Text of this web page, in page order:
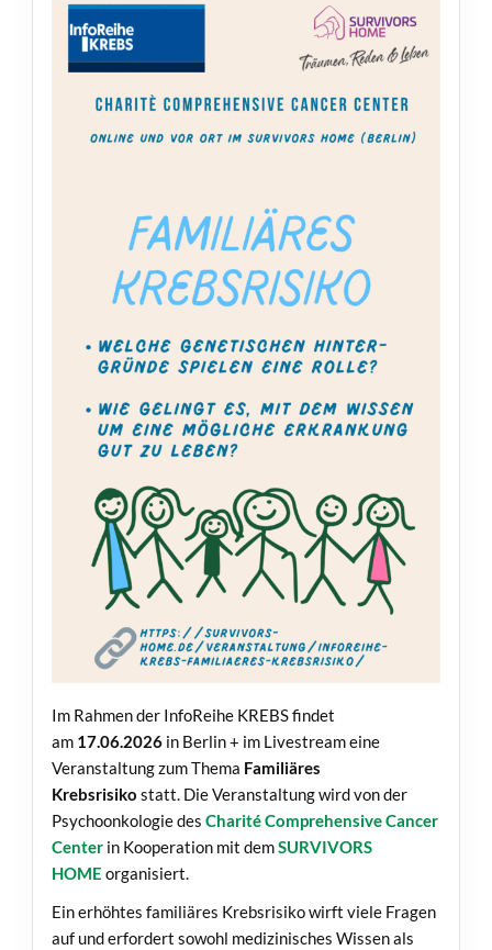
Im Rahmen der InfoReihe KREBS findet
am 17.06.2026 in Berlin + im Livestream eine
Veranstaltung zum Thema Familiäres
Krebsrisiko statt. Die Veranstaltung wird von der
Psychoonkologie des Charité Comprehensive Cancer
Centerin Kooperation mit demSURVIVORS
HOME organisiert.
Ein erhöhtes familiäres Krebsrisiko wirft viele Fragen
auf und erfordert sowohl medizinisches Wissen als